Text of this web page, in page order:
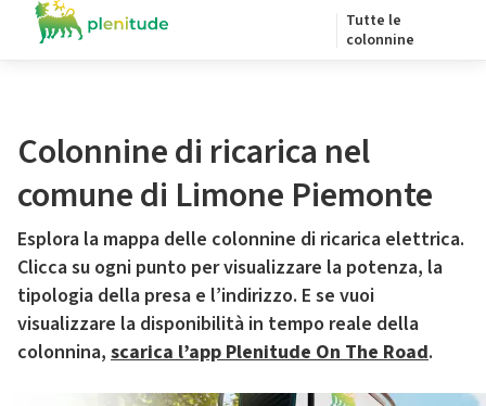
Tutte le
colonnine
Colonnine di ricarica nel
comune di Limone Piemonte
Esplora la mappa delle colonnine di ricarica elettrica.
Clicca su ogni punto per visualizzare la potenza, la
tipologia della presa e l’indirizzo. E se vuoi
visualizzare la disponibilità in tempo reale della
colonnina, scarica l’app Plenitude On The Road.